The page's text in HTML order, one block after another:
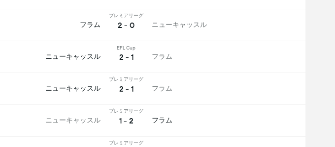
フラム
プレミアリーグ
2 - 0 ニューキャッスル
ニューキャッスル
EFL Cup
2 - 1 フラム
ニューキャッスル
プレミアリーグ
2 - 1 フラム
ニューキャッスル
プレミアリーグ
1 - 2 フラム
プレミアリーグ